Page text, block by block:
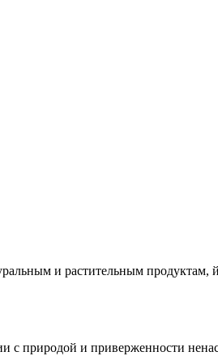
и растительным продуктам,
с природой и приверженности